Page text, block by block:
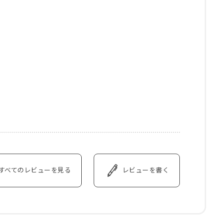
べてのレビューを見る レビューを書く